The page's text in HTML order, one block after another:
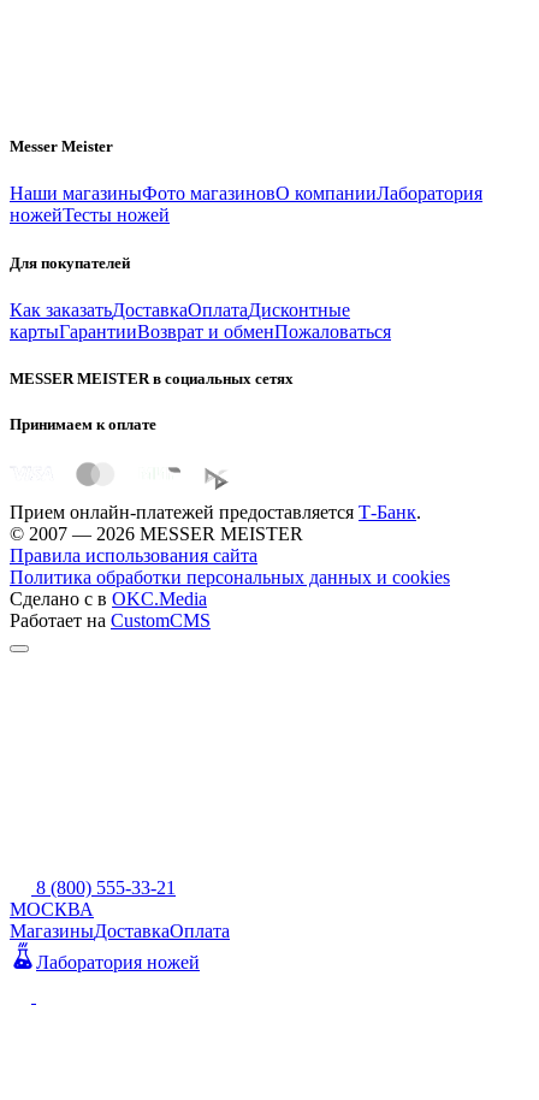
Messer Meister
Наши магазиныФото магазиновО компанииЛаборатория
ножейТесты ножей
Для покупателей
Как заказатьДоставкаОплатаДисконтные
картыГарантииВозврат и обменПожаловаться
MESSER MEISTER в социальных сетях
Принимаем к оплате
Прием онлайн-платежей предоставляется Т-Банк.
© 2007 — 2026 MESSER MEISTER
Правила использования сайта
Политика обработки персональных данных и cookies
Сделано с в OKC.Media
Работает на CustomCMS
8 (800) 555-33-21
МОСКВА
МагазиныДоставкаОплата
Лаборатория ножей